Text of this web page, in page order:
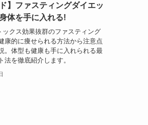
】ファスティングダイエッ
体を手に入れる!
ックス効果抜群のファスティング
康的に痩せられる方法から注意点
。体型も健康も手に入れられる最
法を徹底紹介します。